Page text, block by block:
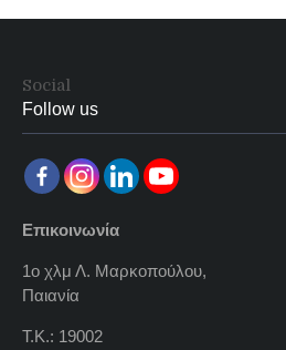
Social
Follow us
Επικοινωνία
1ο χλμ Λ. Μαρκοπούλου,
Παιανία
Τ.Κ.: 19002